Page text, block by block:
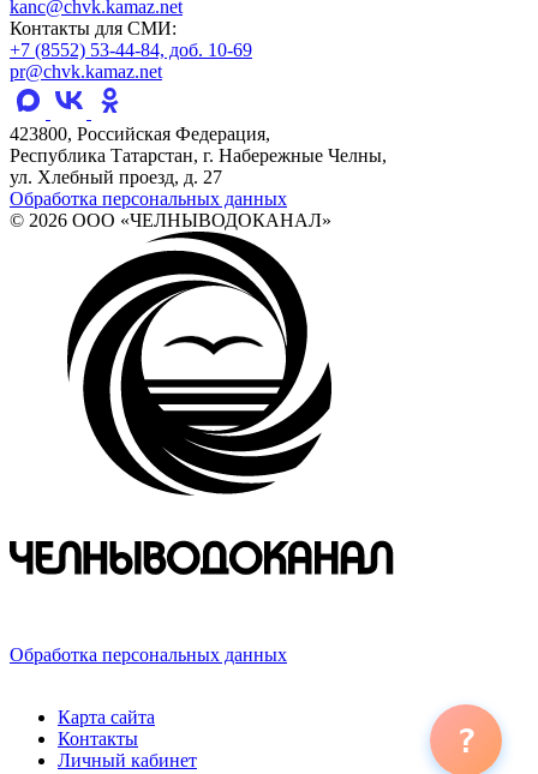
kanc@chvk.kamaz.net
Контакты для СМИ:
+7 (8552) 53-44-84, доб. 10-69
pr@chvk.kamaz.net
423800, Российская Федерация,
Республика Татарстан, г. Набережные Челны,
ул. Хлебный проезд, д. 27
Обработка персональных данных
© 2026 ООО «ЧЕЛНЫВОДОКАНАЛ»
Обработка персональных данных
Карта сайта
Контакты
Личный кабинет
?